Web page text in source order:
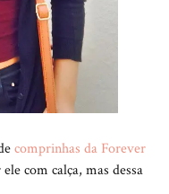
comprinhas da Forever
com calça, mas dessa